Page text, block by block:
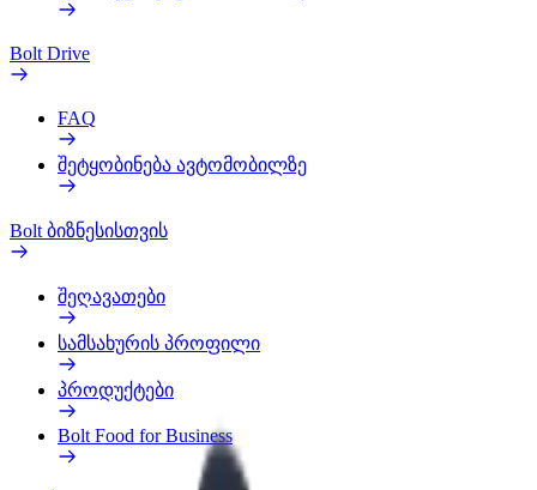
Bolt Drive
FAQ
შეტყობინება ავტომობილზე
Bolt ბიზნესისთვის
შეღავათები
სამსახურის პროფილი
პროდუქტები
Bolt Food for Business